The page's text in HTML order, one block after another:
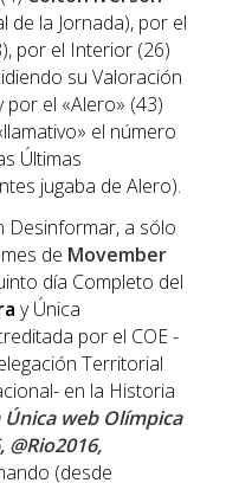
de la Jornada), por el
por el Interior (26)
su Valoración
el «Alero» (43)
el número
Últimas
jugaba de Alero).
Desinformar, a sólo
de Movember
día Completo del
y Única
por el COE -
Territorial
en la Historia
Única web Olímpica
@Rio2016,
(desde